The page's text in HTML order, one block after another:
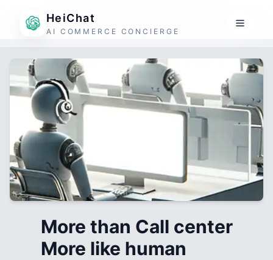
HeiChat
AI COMMERCE CONCIERGE
More than Call center
More like human